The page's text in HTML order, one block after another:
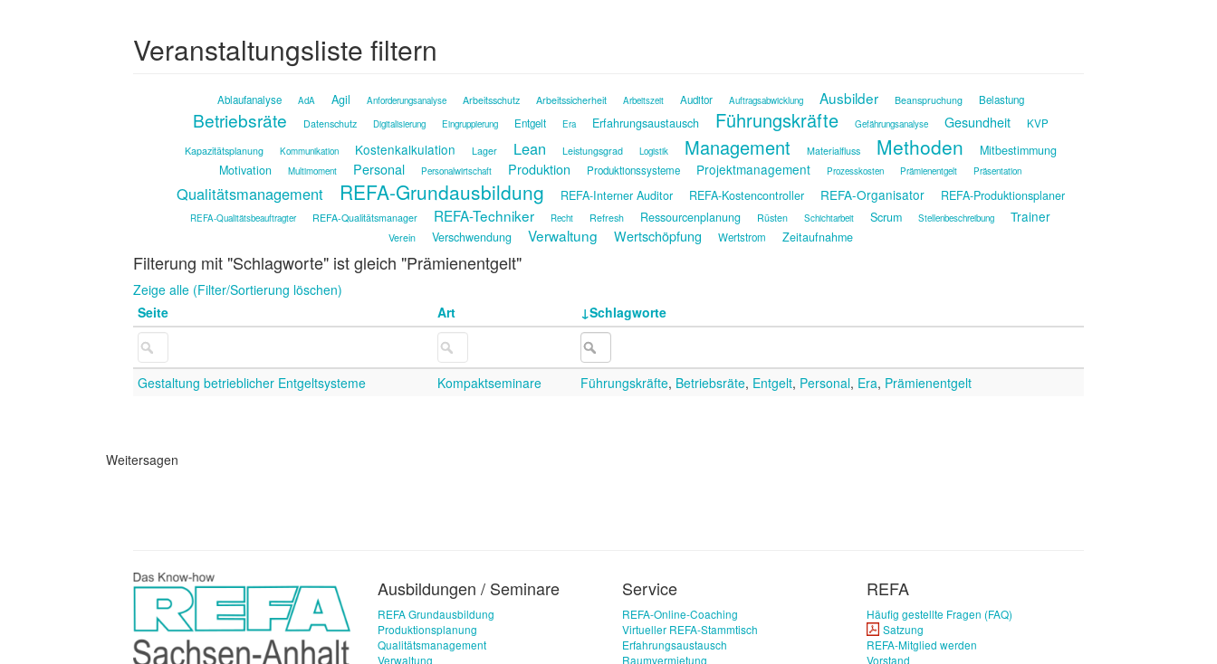
Veranstaltungsliste filtern
Ablaufanalyse AdA Agil Anforderungsanalyse Arbeitsschutz Arbeitssicherheit Arbeitszeit Auditor Auftragsabwicklung Ausbilder Beanspruchung Belastung
Betriebsräte Datenschutz Digitalisierung Eingruppierung Entgelt Era Erfahrungsaustausch Führungskräfte Gefährungsanalyse Gesundheit KVP
Kapazitätsplanung Kommunikation Kostenkalkulation Lager Lean Leistungsgrad Logistik Management Materialfluss Methoden
Mitbestimmung
Motivation
Multimoment Personal Personalwirtschaft Produktion Produktionssysteme Projektmanagement Prozesskosten Prämienentgelt Präsentation
Qualitätsmanagement REFA-Grundausbildung REFA-Interner Auditor REFA-Kostencontroller REFA-Organisator REFA-Produktionsplaner
REFA-Qualitätsbeauftragter REFA-Qualitätsmanager REFA-Techniker Recht Refresh Ressourcenplanung Rüsten Schichtarbeit Scrum Stellenbeschreibung Trainer
Verein Verschwendung Verwaltung Wertschöpfung Wertstrom Zeitaufnahme
Filterung mit "Schlagworte" ist gleich "Prämienentgelt"
Zeige alle (Filter/Sortierung löschen)
Seite
Art Schlagworte
Gestaltung betrieblicher Entgeltsysteme Kompaktseminare Führungskräfte, Betriebsräte, Entgelt, Personal, Era, Prämienentgelt
Weitersagen
Ausbildungen / Seminare
REFA Grundausbildung
Produktionsplanung
Qualitätsmanagement
Verwaltung
Service
REFA-Online-Coaching
Virtueller REFA-Stammtisch
Erfahrungsaustausch
Raumvermietung
REFA
Häufig gestellte Fragen (FAQ)
Satzung
REFA-Mitglied werden
Vorstand